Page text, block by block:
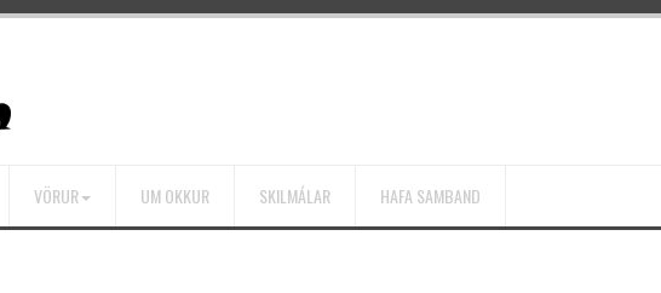
VÖRUR UM OKKUR SKILMÁLAR HAFA SAMBAND